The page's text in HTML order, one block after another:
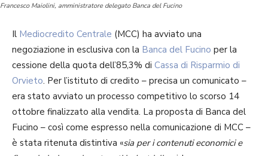
Francesco Maiolini, amministratore delegato Banca del Fucino
Il Mediocredito Centrale (MCC) ha avviato una
negoziazione in esclusiva con la Banca del Fucino per la
cessione della quota dell’85,3% di Cassa di Risparmio di
Orvieto. Per l’istituto di credito – precisa un comunicato –
era stato avviato un processo competitivo lo scorso 14
ottobre finalizzato alla vendita. La proposta di Banca del
Fucino – così come espresso nella comunicazione di MCC –
è stata ritenuta distintiva «sia per i contenuti economici e